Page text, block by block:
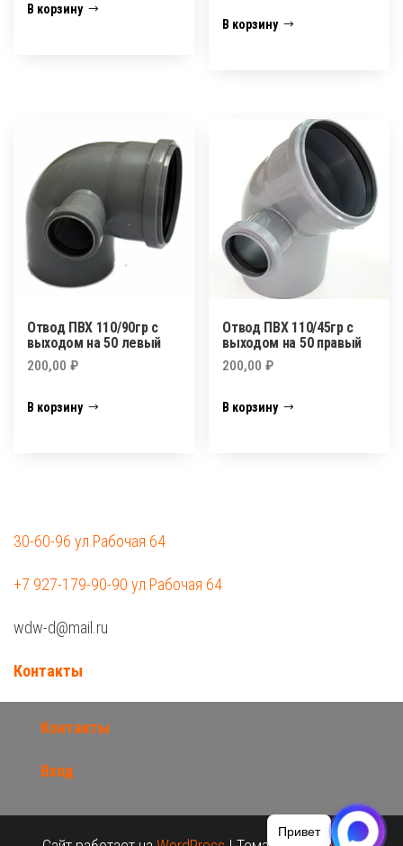
В корзину
В корзину
Отвод ПВХ 110/90гр с
выходом на 50 левый
200,00 ₽
В корзину
Отвод ПВХ 110/45гр с
выходом на 50 правый
200,00₽
В корзину
30-60-96 ул.Рабочая 64
+7 927-179-90-90 ул.Рабочая 64
wdw-d@mail.ru
Контакты
Контакты
Вход
Привет